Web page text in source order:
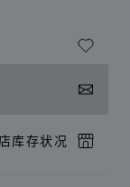
库存状况